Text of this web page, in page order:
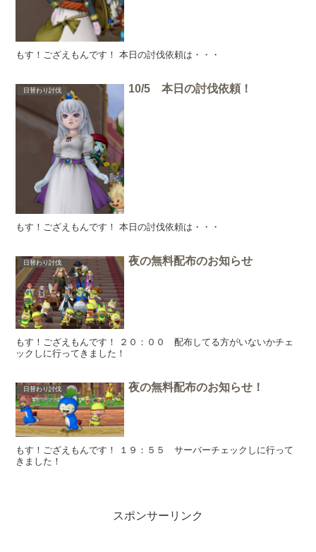
もす！ござえもんです！ 本日の討伐依頼は・・・
日替わり討伐 10/5 本日の討伐依頼！
もす！ござえもんです！ 本日の討伐依頼は・・・
日替わり討伐 夜の無料配布のお知らせ
もす！ござえもんです！ ２０：００ 配布してる方がいないかチェ
ックしに行ってきました！
日替わり討伐 夜の無料配布のお知らせ！
もす！ござえもんです！ １９：５５ サーバーチェックしに行って
きました！
スポンサーリンク